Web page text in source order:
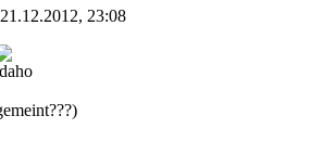
21.12.2012, 23:08